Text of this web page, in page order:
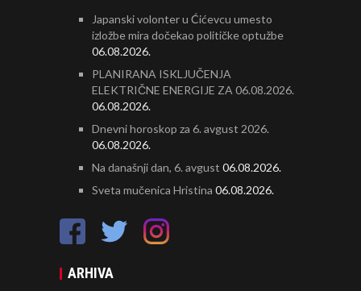
Japanski volonter u Ćićevcu umesto
izložbe mira dočekao političke optužbe
06.08.2026.
PLANIRANA ISKLJUČENJA
ELEKTRIČNE ENERGIJE ZA 06.08.2026.
06.08.2026.
Dnevni horoskop za 6. avgust 2026.
06.08.2026.
Na današnji dan, 6. avgust 06.08.2026.
Sveta mučenica Hristina 06.08.2026.
ARHIVA